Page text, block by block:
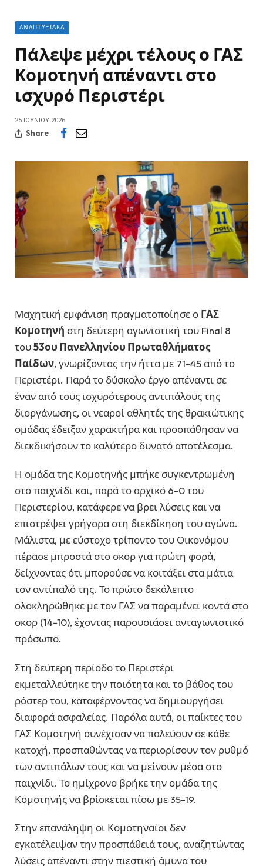
ΑΝΑΠΤΥΞΙΑΚΆ
Πάλεψε μέχρι τέλους ο ΓΑΣ
Κομοτηνή απέναντι στο
ισχυρό Περιστέρι
25 ΙΟΥΝΊΟΥ 2026
Share
Μαχητική εμφάνιση πραγματοποίησε ο ΓΑΣ
Κομοτηνή στη δεύτερη αγωνιστική του Final 8
του53ου Πανελληνίου Πρωταθλήματος
Παίδων, γνωρίζοντας την ήττα με 71-45 από το
Περιστέρι. Παρά το δύσκολο έργο απέναντι σε
έναν από τους ισχυρότερους αντιπάλους της
διοργάνωσης, οι νεαροί αθλητές της θρακιώτικης
ομάδας έδειξαν χαρακτήρα και προσπάθησαν να
διεκδικήσουν το καλύτερο δυνατό αποτέλεσμα.
Η ομάδα της Κομοτηνής μπήκε συγκεντρωμένη
στο παιχνίδι και, παρά το αρχικό 6-0 του
Περιστερίου, κατάφερε να βρει λύσεις και να
επιστρέψει γρήγορα στη διεκδίκηση του αγώνα.
Μάλιστα, με εύστοχο τρίποντο του Οικονόμου
πέρασε μπροστά στο σκορ για πρώτη φορά,
δείχνοντας ότι μπορούσε να κοιτάξει στα μάτια
τον αντίπαλό της. Το πρώτο δεκάλεπτο
ολοκληρώθηκε με τον ΓΑΣ να παραμένει κοντά στο
σκορ (14-10), έχοντας παρουσιάσει ανταγωνιστικό
πρόσωπο.
Στη δεύτερη περίοδο το Περιστέρι
εκμεταλλεύτηκε την ποιότητα και το βάθος του
ρόστερ του, καταφέρνοντας να δημιουργήσει
διαφορά ασφαλείας. Παρόλα αυτά, οι παίκτες του
ΓΑΣ Κομοτηνή συνέχισαν να παλεύουν σε κάθε
κατοχή, προσπαθώντας να περιορίσουν τον ρυθμό
των αντιπάλων τους και να μείνουν μέσα στο
παιχνίδι. Το ημίχρονο βρήκε την ομάδα της
Κομοτηνής να βρίσκεται πίσω με 35-19.
Στην επανάληψη οι Κομοτηναίοι δεν
εγκατέλειψαν την προσπάθειά τους, αναζητώντας
λύσεις απέναντι στην πιεστική άμυνα του